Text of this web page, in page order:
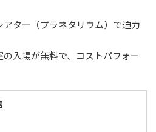
ター（プラネタリウム）で迫力
入場が無料で、コストパフォー